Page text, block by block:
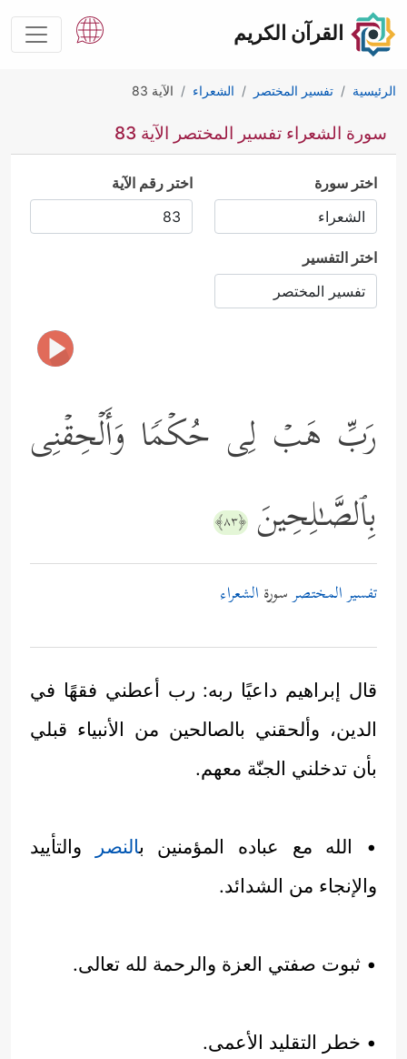
القرآن الكريم
الرئيسية تفسير المختصر الشعراء الآية 83
سورة الشعراء تفسير المختصر الآية 83
اختر سورة اختر رقم الآية
اختر التفسير
رَبِّ هَبۡ لِی حُكۡمࣰا وَأَلۡحِقۡنِی
بِٱلصَّـٰلِحِینَ ﴿٨٣﴾
تفسير المختصرسورة الشعراء
قال إبراهيم داعيًا ربه: رب أعطني فقهًا في
الدين، وألحقني بالصالحين من الأنبياء قبلي
بأن تدخلني الجنّة معهم.
• الله مع عباده المؤمنين بالنصر والتأييد
والإنجاء من الشدائد.
• ثبوت صفتي العزة والرحمة لله تعالى.
• خطر التقليد الأعمى.